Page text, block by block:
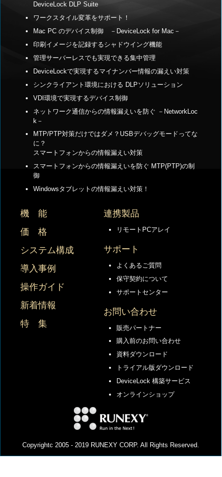
DeviceLock DLP Suite
ワークスタイル変革をサポート！
Mac PC のデバイス制御 －DeviceLock for Mac－
印刷イメージを記録するシャドウイング機能
管理サーバーレスでも実現できる集中管理
DeviceLockで実現するマイナンバー情報の漏えい対策
シンクライアント環境における DLPソリューション
VDI環境で実現するデバイス制御
ネットワーク通信からの情報漏えいを防ぐ －NetworkLoc
k－
MTP/PTP対策だけではダメ？USBデバッグモードってな
に？
スマートフォンからの情報漏えい対策
スマートフォンからの情報漏えいを防ぐ MTP(PTP)の制
御
Windowsタブレットの情報漏えい対策！
機 能
価 格
システム構成
導入事例
操作ガイド
新着情報
特 集
連携製品
リモートPCアレイ
サポート
よくあるご質問
保守契約について
サポートセンター
お問い合わせ
販売パートナー
購入前のお問い合わせ
資料ダウンロード
トライアル版ダウンロード
DeviceLock 構築サービス
オンラインショップ
Copyrightc 2005 - 2019 RUNEXY CORP. All Rights Reserved.